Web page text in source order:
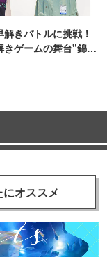
解きバトルに挑戦！
きゲームの舞台"錦糸
にオススメ